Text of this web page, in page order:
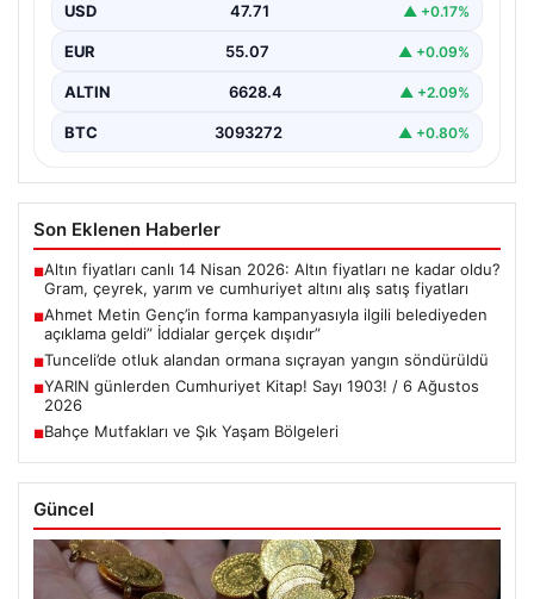
USD 47.71 ▲ +0.17%
EUR 55.07 ▲ +0.09%
ALTIN 6628.4 ▲ +2.09%
BTC 3093272 ▲ +0.80%
Son Eklenen Haberler
■Altın fiyatları canlı 14 Nisan 2026: Altın fiyatları ne kadar oldu?
Gram, çeyrek, yarım ve cumhuriyet altını alış satış fiyatları
■Ahmet Metin Genç’in forma kampanyasıyla ilgili belediyeden
açıklama geldi” İddialar gerçek dışıdır”
■Tunceli’de otluk alandan ormana sıçrayan yangın söndürüldü
■YARIN günlerden Cumhuriyet Kitap! Sayı 1903! / 6 Ağustos
2026
■Bahçe Mutfakları ve Şık Yaşam Bölgeleri
Güncel